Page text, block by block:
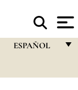
ESPAÑOL